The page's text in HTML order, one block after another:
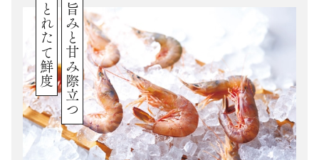
旨みと甘み際立つ
とれたて鮮度